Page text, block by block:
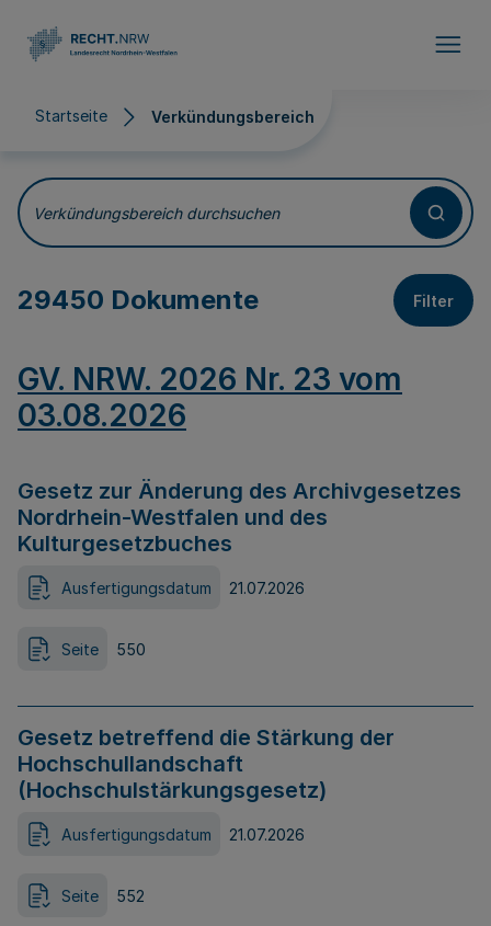
Startseite Verkündungsbereich
Verkündungsbereich
Verkündungsbereich durchsuchen
29450 Dokumente Filter
GV. NRW. 2026 Nr. 23 vom
03.08.2026
Gesetz zur Änderung des Archivgesetzes
Nordrhein-Westfalen und des
Kulturgesetzbuches
Ausfertigungsdatum 21.07.2026
Seite 550
Gesetz betreffend die Stärkung der
Hochschullandschaft
(Hochschulstärkungsgesetz)
Ausfertigungsdatum 21.07.2026
Seite 552